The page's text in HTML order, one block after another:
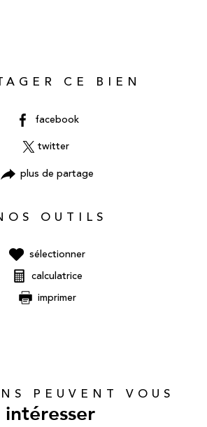
CE BIEN
facebook
twitter
plus de partage
OUTILS
sélectionner
calculatrice
imprimer
PEUVENT VOUS
intéresser